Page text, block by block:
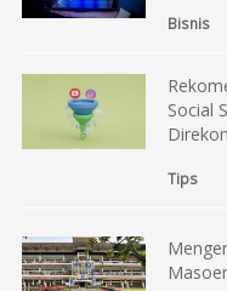
Bisnis
Social
Tips